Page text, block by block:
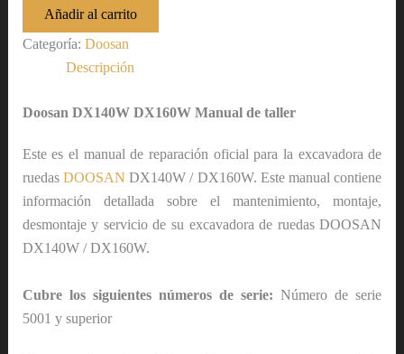
Añadir al carrito
Categoría: Doosan
Descripción
Doosan DX140W DX160W Manual de taller
Este es el manual de reparación oficial para la excavadora de
ruedas DOOSAN DX140W / DX160W. Este manual contiene
información detallada sobre el mantenimiento, montaje,
desmontaje y servicio de su excavadora de ruedas DOOSAN
DX140W / DX160W.
Cubre los siguientes números de serie:Número de serie
5001 y superior